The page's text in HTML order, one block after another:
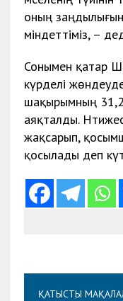
оның
міндеттіміз, –
Сонымен қатар
күрделі
шақырымның
аяқталды.
жақсарып,
қосылады деп
ҚАТЫСТЫ